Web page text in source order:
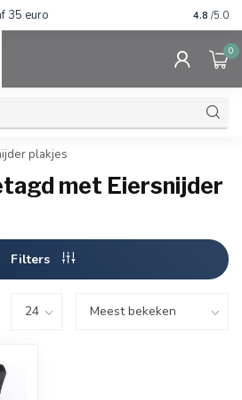
35 euro 4.8 /5.0
0
plakjes
met Eiersnijder
Filters